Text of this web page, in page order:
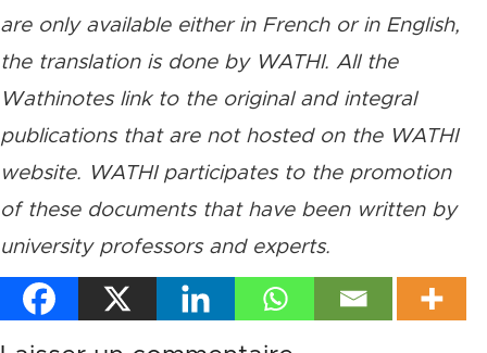
are only available either in French or in English,
the translation is done by WATHI. All the
Wathinotes link to the original and integral
publications that are not hosted on the WATHI
website. WATHI participates to the promotion
of these documents that have been written by
university professors and experts.